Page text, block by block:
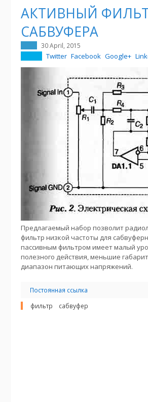
АКТИВНЫЙ
САБВУФЕРА
30 April, 2015
Twitter Facebook Google+
Предлагаемый набор позволит
фильтр низкой частоты для
пассивным фильтром имеет малый
полезного действия, меньшие
диапазон питающих напряжений.
Постоянная ссылка
фильтр
сабвуфер